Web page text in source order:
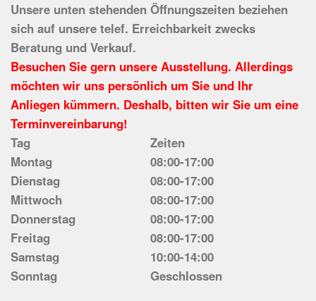
Unsere unten stehenden Öffnungszeiten beziehen
sich auf unsere telef. Erreichbarkeit zwecks
Beratung und Verkauf.
Besuchen Sie gern unsere Ausstellung. Allerdings
möchten wir uns persönlich um Sie und Ihr
Anliegen kümmern. Deshalb, bitten wir Sie um eine
Terminvereinbarung!
Tag
Zeiten
Montag
08:00-17:00
Dienstag
08:00-17:00
Mittwoch
08:00-17:00
Donnerstag
08:00-17:00
Freitag
08:00-17:00
Samstag
10:00-14:00
Sonntag
Geschlossen